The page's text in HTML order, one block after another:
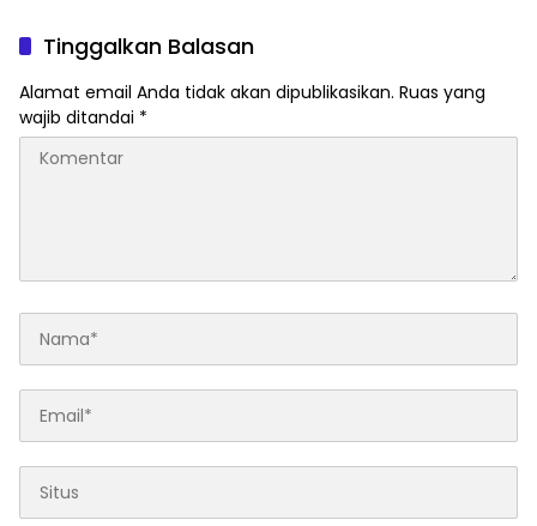
Pungli dan Setoran Rutin
Tinggalkan Balasan
Alamat email Anda tidak akan dipublikasikan. Ruas yang
wajib ditandai *